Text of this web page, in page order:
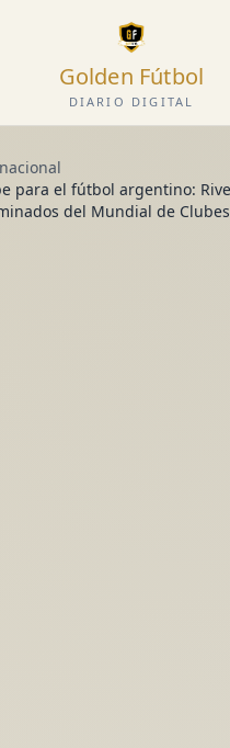
Golden Fútbol
DIARIO DIGITAL
para el fútbol argentino:
del Mundial de